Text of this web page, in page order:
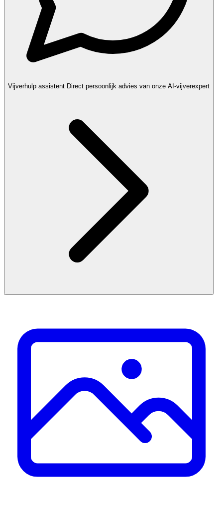
Vijverhulp assistent Direct persoonlijk advies van onze AI-vijverexpert